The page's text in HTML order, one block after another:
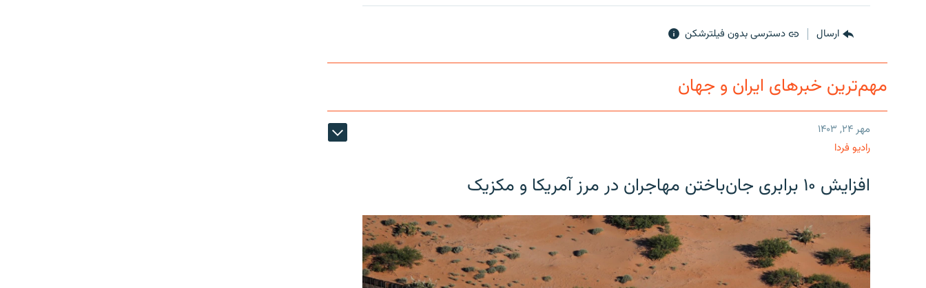
ارسال دسترسی بدون فیلترشکن
مهم‌ترین خبرهای ایران و جهان
مهر ۲۴, ۱۴۰۳
رادیو فردا
افزایش ۱۰ برابری جان‌باختن مهاجران در مرز آمریکا و مکزیک